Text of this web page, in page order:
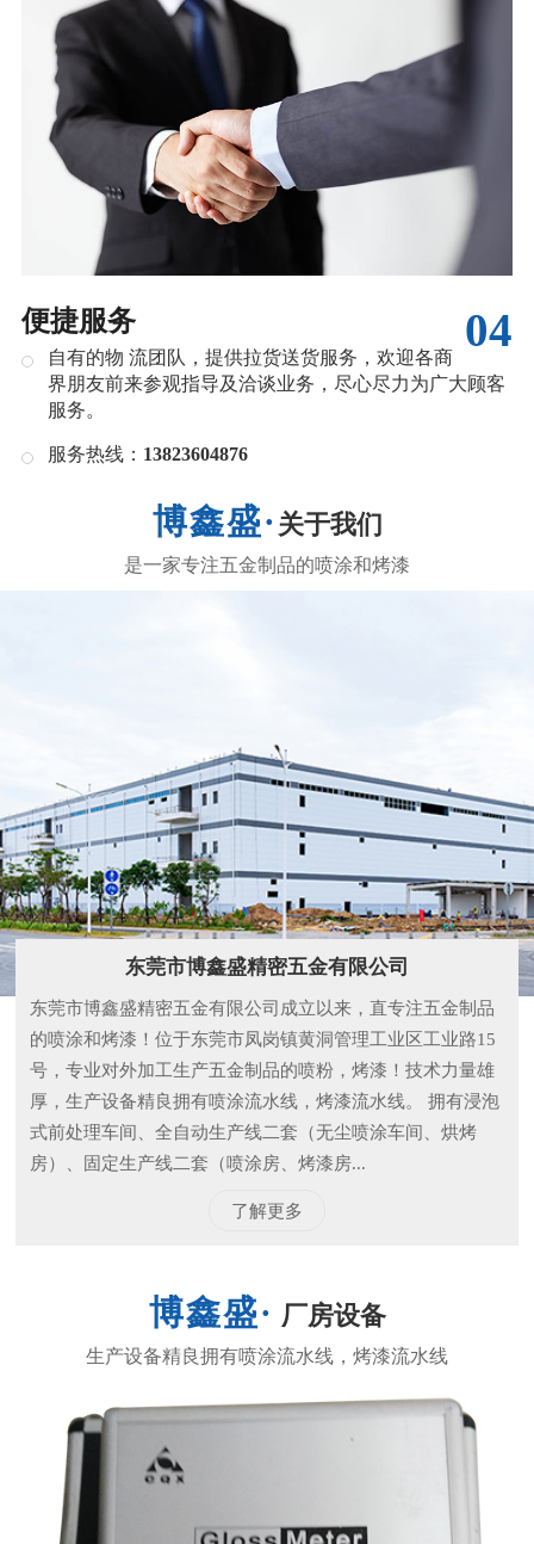
04
便捷服务
自有的物 流团队，提供拉货送货服务，欢迎各商
界朋友前来参观指导及洽谈业务，尽心尽力为广大顾客
服务。
服务热线： 13823604876
关于我们
东莞市博鑫盛精密五金有限公司
东莞市博鑫盛精密五金有限公司成立以来，直专注五金制品
的喷涂和烤漆！位于东莞市凤岗镇黄洞管理工业区工业路15
号，专业对外加工生产五金制品的喷粉，烤漆！技术力量雄
厚，生产设备精良拥有喷涂流水线，烤漆流水线。 拥有浸泡
式前处理车间、全自动生产线二套（无尘喷涂车间、烘烤
房）、固定生产线二套（喷涂房、烤漆房...
了解更多
厂房设备